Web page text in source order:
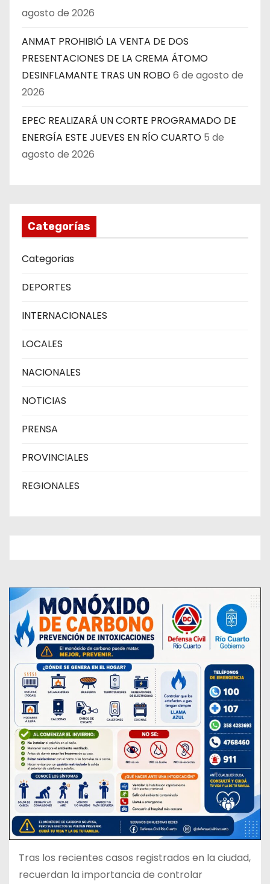
agosto de 2026
ANMAT PROHIBIÓ LA VENTA DE DOS
PRESENTACIONES DE LA CREMA ÁTOMO
DESINFLAMANTE TRAS UN ROBO6 de agosto de
2026
EPEC REALIZARÁ UN CORTE PROGRAMADO DE
ENERGÍA ESTE JUEVES EN RÍO CUARTO 5 de
agosto de 2026
Categorías
Categorias
DEPORTES
INTERNACIONALES
LOCALES
NACIONALES
NOTICIAS
PRENSA
PROVINCIALES
REGIONALES
Tras los recientes casos registrados en la ciudad,
recuerdan la importancia de controlar